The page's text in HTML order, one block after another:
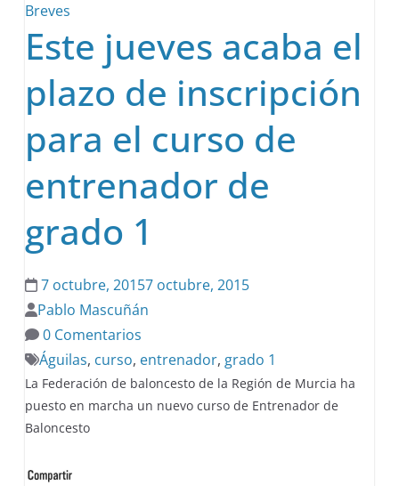
Breves
Este jueves acaba el
plazo de inscripción
para el curso de
entrenador de
grado 1
7 octubre, 20157 octubre, 2015
Pablo Mascuñán
0 Comentarios
Águilas, curso, entrenador, grado 1
La Federación de baloncesto de la Región de Murcia ha
puesto en marcha un nuevo curso de Entrenador de
Baloncesto